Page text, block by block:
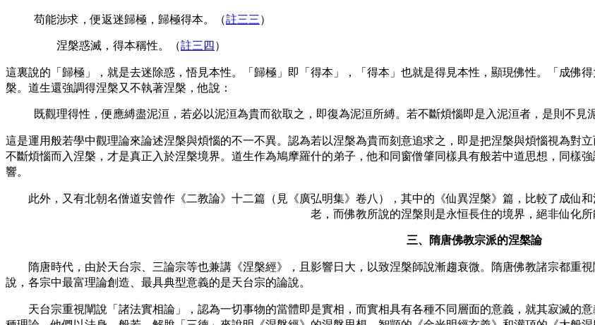
苟能涉求，便返迷歸極，歸極得本。（註三三）
涅槃惑滅，得本稱性。（註三四 ）
這裏說的「歸極」，就是去迷除惑，悟見本性。「歸極」即「得本」，「得本」也就是得見本性，顯現佛性。「成佛
槃。道生還強調得涅槃又不執著涅槃，他說：
既觀理得性，便應縛盡泥洹，若必以泥洹為貴而欲取之，即復為泥洹所縛。若不斷煩惱即是入泥洹者，是則不見
這是運用般若學中觀理論來論述涅槃與煩惱的不一不異。認為若以涅槃為貴而刻意追求之，即是把涅槃與煩惱視為對
不斷煩惱而入涅槃，才是真正入於涅槃境界。道生作為鳩摩羅什的弟子，他和同窗僧肇同樣具有般若中道思想，同樣
響。
此外，又有北朝名僧道安曾作《二教論》十二篇（見《廣弘明集》卷八），其中的《仙異涅槃》篇，比較了成仙
老，而佛教所說的涅槃則是永恒長住的境界，絕非仙化所
三、隋唐佛教宗派的涅槃論
隋唐時代，由於天台宗、三論宗等也兼講《涅槃經》，且影響日大，以致涅槃師說漸趨衰微。隋唐佛教諸宗都重
說，各宗中最富理論創造、最具典型意義的是天台宗的論說。
天台宗重視闡說「諸法實相論」，認為一切事物的當體即是實相，而實相具有各種不同層面的意義，就其寂滅的